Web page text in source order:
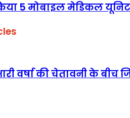
5 मोबाइल मेडिकल
वर्षा की चेतावनी के बीच